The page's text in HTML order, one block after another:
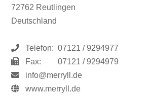
72762 Reutlingen
Deutschland
Telefon: 07121 / 9294977
Fax:
07121 / 9294979
info@merryll.de
www.merryll.de